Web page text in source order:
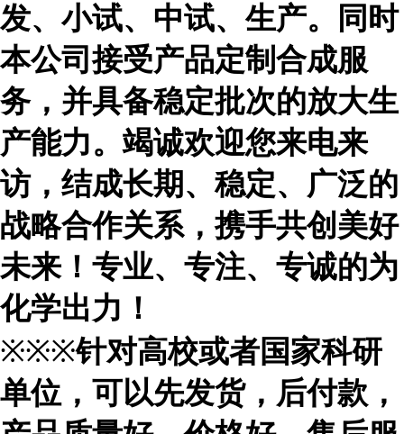
发、小试、中试、生产。同时
本公司接受产品定制合成服
务，并具备稳定批次的放大生
产能力。竭诚欢迎您来电来
访，结成长期、稳定、广泛的
战略合作关系，携手共创美好
未来！专业、专注、专诚的为
化学出力！
※※※针对高校或者国家科研
单位，可以先发货，后付款，